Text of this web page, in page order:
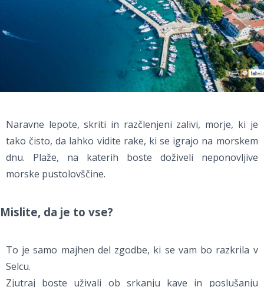
Naravne lepote, skriti in razčlenjeni zalivi, morje, ki je
tako čisto, da lahko vidite rake, ki se igrajo na morskem
dnu. Plaže, na katerih boste doživeli neponovljive
morske pustolovščine.
Mislite, da je to vse?
To je samo majhen del zgodbe, ki se vam bo razkrila v
Selcu.
Zjutraj boste uživali ob srkanju kave in poslušanju